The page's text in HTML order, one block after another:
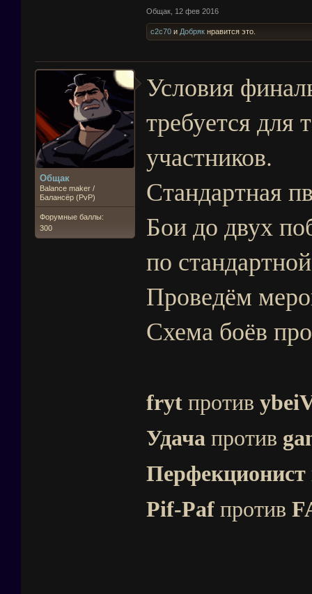
Общак 12 фев 2016
c2c70 и Добряк нравится это.
Общак
Balance maker /
Балансёр (PvP)
Форумные баллы:
300
Условия
требуется для
участников.
Стандартная
Бои до двух
по стандартной
Проведём
Схема боёв
fryt против
Удача против
Перфекционист
Pif-Paf против